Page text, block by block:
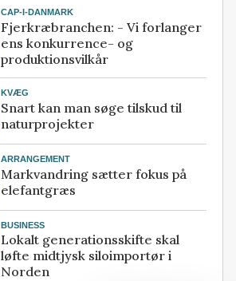
CAP-I-DANMARK
Fjerkræbranchen: - Vi forlanger
ens konkurrence- og
produktionsvilkår
KVÆG
Snart kan man søge tilskud til
naturprojekter
ARRANGEMENT
Markvandring sætter fokus på
elefantgræs
BUSINESS
Lokalt generationsskifte skal
løfte midtjysk siloimportør i
Norden